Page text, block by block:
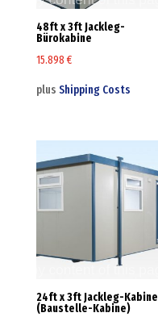
48ft x 3ft Jackleg-
Bürokabine
15.898 €
plus Shipping Costs
24ft x 3ft Jackleg-Kabine
(Baustelle-Kabine)